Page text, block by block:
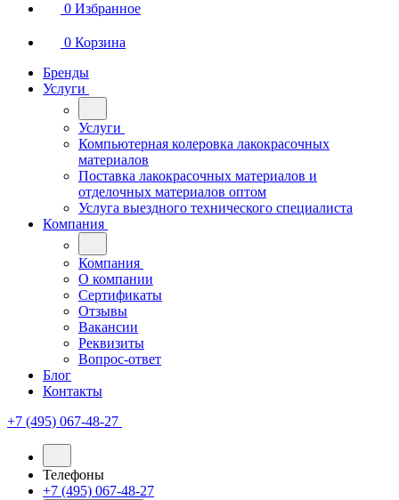
0 Избранное
0 Корзина
Бренды
Услуги
Услуги
Компьютерная колеровка лакокрасочных
материалов
Поставка лакокрасочных материалов и
отделочных материалов оптом
Услуга выездного технического специалиста
Компания
Компания
О компании
Сертификаты
Отзывы
Вакансии
Реквизиты
Вопрос-ответ
Блог
Контакты
+7 (495) 067-48-27
Телефоны
+7 (495) 067-48-27